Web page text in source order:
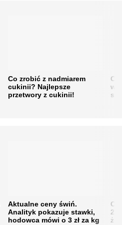
Co zrobić z nadmiarem
cukinii? Najlepsze
przetwory z cukinii!
w
Aktualne ceny świń.
Analityk pokazuje stawki,
hodowca mówi o 3 zł za kg